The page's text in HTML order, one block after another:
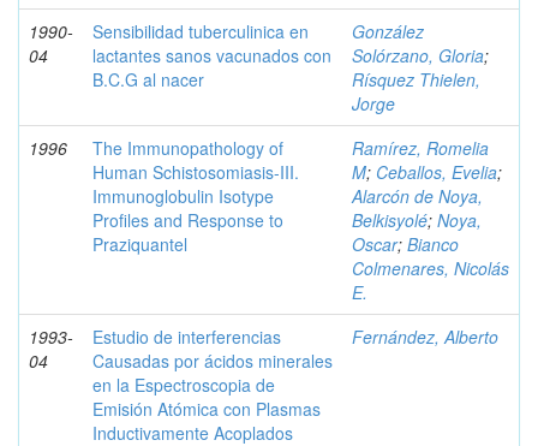
1990-
04
Sensibilidad tuberculinica en
lactantes sanos vacunados con
B.C.G al nacer
González
Solórzano, Gloria;
Rísquez Thielen,
Jorge
1996
The Immunopathology of
Human Schistosomiasis-III.
Immunoglobulin Isotype
Profiles and Response to
Praziquantel
Ramírez, Romelia
M; Ceballos, Evelia;
Alarcón de Noya,
Belkisyolé; Noya,
Oscar; Bianco
Colmenares, Nicolás
E.
1993-
04
Estudio de interferencias
Causadas por ácidos minerales
en la Espectroscopia de
Emisión Atómica con Plasmas
Inductivamente Acoplados
Fernández, Alberto